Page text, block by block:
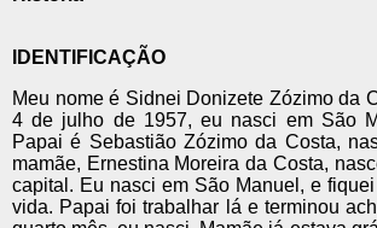
IDENTIFICAÇÃO
Meu nome é Sidnei Donizete Zózimo da
4 de julho de 1957, eu nasci em São
Papai é Sebastião Zózimo da Costa,
mamãe, Ernestina Moreira da Costa,
capital. Eu nasci em São Manuel, e
vida. Papai foi trabalhar lá e terminou